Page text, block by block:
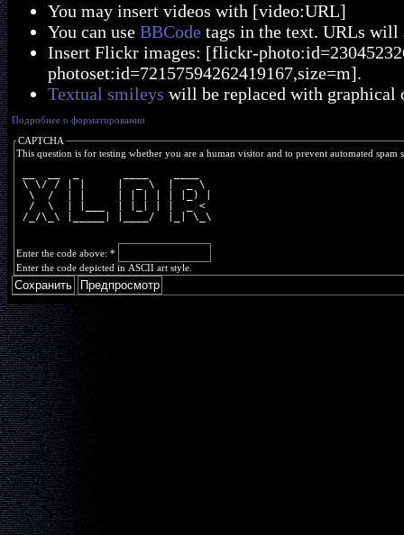
You may insert videos with [video:URL]
You can use BBCode tags in the text. URLs
Insert Flickr images: [flickr-
photoset:id=72157594262419167,size=m].
Textual smileys will be replaced with graphical
Подробнее о форматировании
CAPTCHA
This question is for testing whether you are a human visitor and to prevent automated spam
\ \/ / | |     |  _ \  |  _ \
  \  /  | |     | | | | | |_) |
  /  \  | |___  | |_| | |  _ <
/_/\_\ |_____| |____/  |_| \_\
Enter the code above: *
Enter the code depicted in ASCII art style.